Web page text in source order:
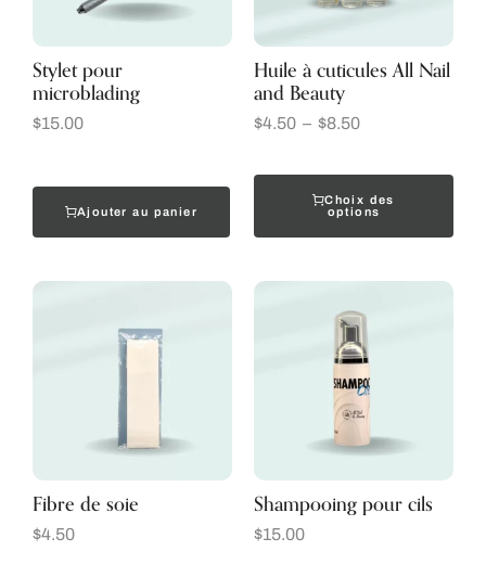
Stylet pour
microblading
$15.00
Ajouter au panier
Huile à cuticules All Nail
and Beauty
$4.50 – $8.50
Choix des
options
Fibre de soie
$4.50
Shampooing pour cils
$15.00